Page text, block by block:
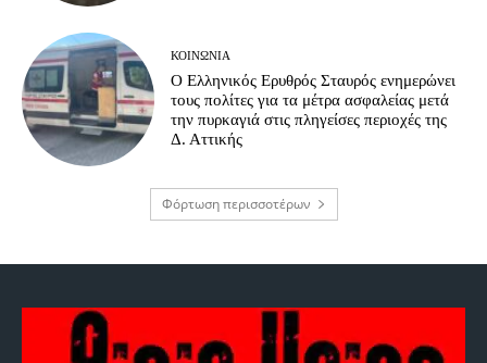
ΚΟΙΝΩΝΊΑ
Ο Ελληνικός Ερυθρός Σταυρός ενημερώνει
τους πολίτες για τα μέτρα ασφαλείας μετά
την πυρκαγιά στις πληγείσες περιοχές της
Δ. Αττικής
Φόρτωση περισσοτέρων